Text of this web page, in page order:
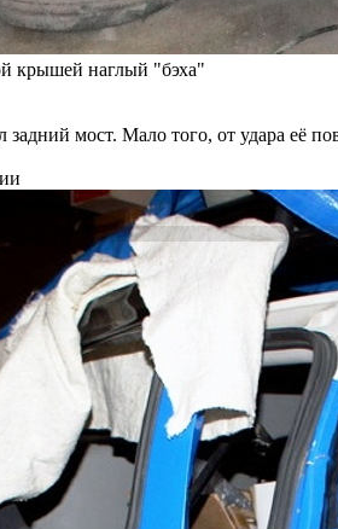
крышей наглый "бэха"
задний мост. Мало того, от удара её